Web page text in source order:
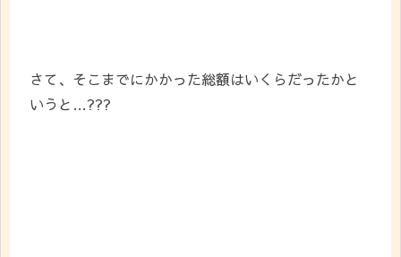
さて、そこまでにかかった総額はいくらだったかと
いうと…???